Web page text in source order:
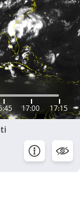
17:00 17:15